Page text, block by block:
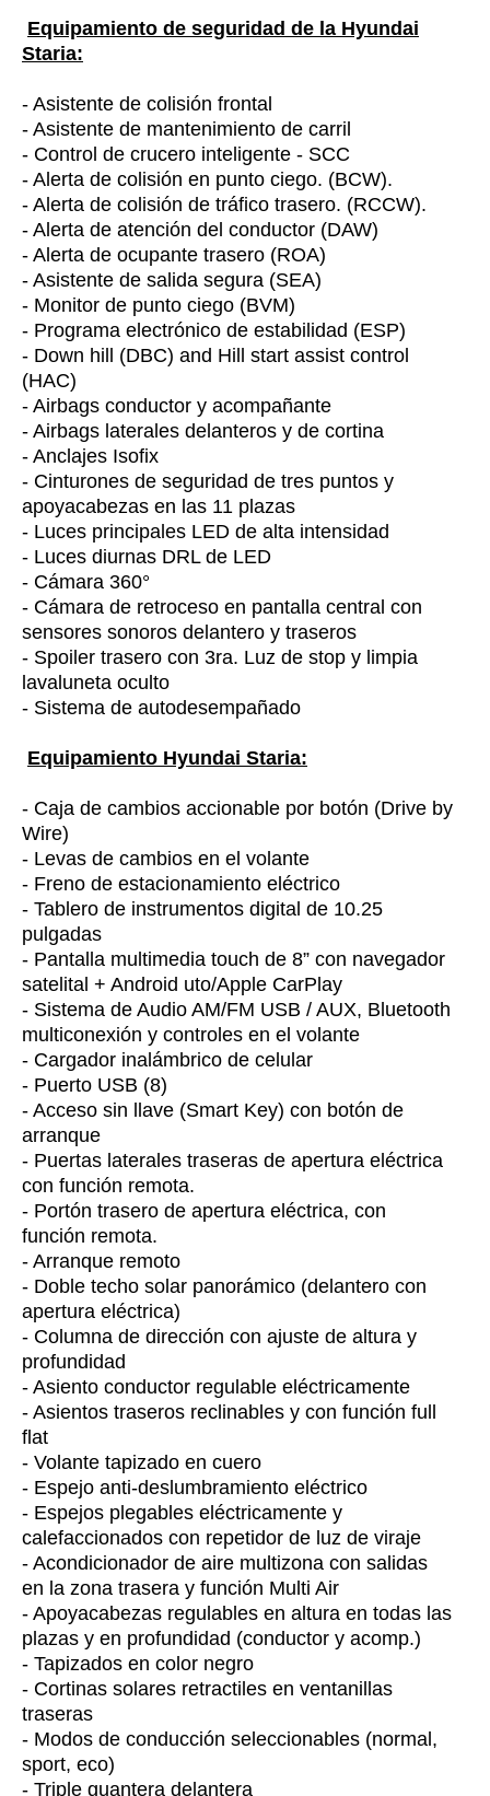
Equipamiento de seguridad de la Hyundai
Staria:
- Asistente de colisión frontal
- Asistente de mantenimiento de carril
- Control de crucero inteligente - SCC
- Alerta de colisión en punto ciego. (BCW).
- Alerta de colisión de tráfico trasero. (RCCW).
- Alerta de atención del conductor (DAW)
- Alerta de ocupante trasero (ROA)
- Asistente de salida segura (SEA)
- Monitor de punto ciego (BVM)
- Programa electrónico de estabilidad (ESP)
- Down hill (DBC) and Hill start assist control
(HAC)
- Airbags conductor y acompañante
- Airbags laterales delanteros y de cortina
- Anclajes Isofix
- Cinturones de seguridad de tres puntos y
apoyacabezas en las 11 plazas
- Luces principales LED de alta intensidad
- Luces diurnas DRL de LED
- Cámara 360°
- Cámara de retroceso en pantalla central con
sensores sonoros delantero y traseros
- Spoiler trasero con 3ra. Luz de stop y limpia
lavaluneta oculto
- Sistema de autodesempañado
Equipamiento Hyundai Staria:
- Caja de cambios accionable por botón (Drive by
Wire)
- Levas de cambios en el volante
- Freno de estacionamiento eléctrico
- Tablero de instrumentos digital de 10.25
pulgadas
- Pantalla multimedia touch de 8” con navegador
satelital + Android uto/Apple CarPlay
- Sistema de Audio AM/FM USB / AUX, Bluetooth
multiconexión y controles en el volante
- Cargador inalámbrico de celular
- Puerto USB (8)
- Acceso sin llave (Smart Key) con botón de
arranque
- Puertas laterales traseras de apertura eléctrica
con función remota.
- Portón trasero de apertura eléctrica, con
función remota.
- Arranque remoto
- Doble techo solar panorámico (delantero con
apertura eléctrica)
- Columna de dirección con ajuste de altura y
profundidad
- Asiento conductor regulable eléctricamente
- Asientos traseros reclinables y con función full
flat
- Volante tapizado en cuero
- Espejo anti-deslumbramiento eléctrico
- Espejos plegables eléctricamente y
calefaccionados con repetidor de luz de viraje
- Acondicionador de aire multizona con salidas
en la zona trasera y función Multi Air
- Apoyacabezas regulables en altura en todas las
plazas y en profundidad (conductor y acomp.)
- Tapizados en color negro
- Cortinas solares retractiles en ventanillas
traseras
- Modos de conducción seleccionables (normal,
sport, eco)
- Triple guantera delantera